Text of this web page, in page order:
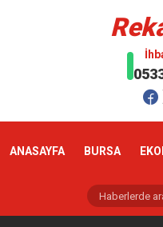
ANASAYFA BURSA